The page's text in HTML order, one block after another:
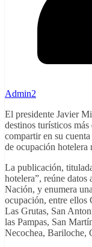
Admin2
El presidente Javier
destinos turísticos
compartir en su
de ocupación hotelera
La publicación,
hotelera”, reúne datos
Nación, y enumera
ocupación, entre
Las Grutas, San
las Pampas, San
Necochea, Bariloche,